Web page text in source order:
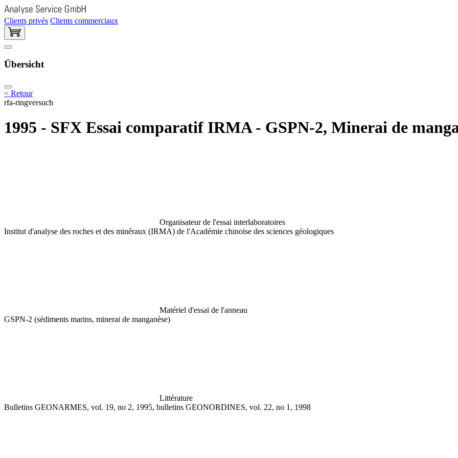
Clients privés Clients commerciaux
Übersicht
< Retour
rfa-ringversuch
1995 - SFX Essai comparatif IRMA - GSPN-2, Minerai de
Organisateur de l'essai interlaboratoires
Institut d'analyse des roches et des minéraux (IRMA) de l'Académie chinoise des sciences géologiques
Matériel d'essai de l'anneau
GSPN-2 (sédiments marins, minerai de manganèse)
Littérature
Bulletins GEONARMES, vol. 19, no 2, 1995, bulletins GEONORDINES, vol. 22, no 1, 1998